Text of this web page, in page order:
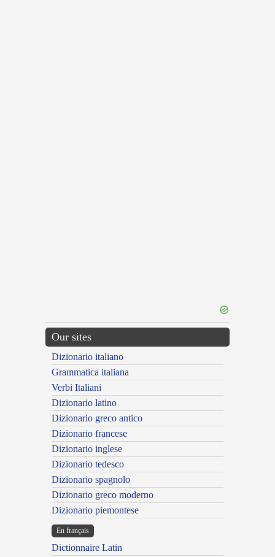
Our sites
Dizionario italiano
Grammatica italiana
Verbi Italiani
Dizionario latino
Dizionario greco antico
Dizionario francese
Dizionario inglese
Dizionario tedesco
Dizionario spagnolo
Dizionario greco moderno
Dizionario piemontese
En français
Dictionnaire Latin